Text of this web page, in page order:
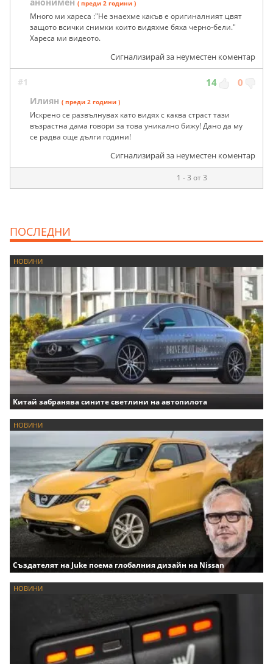
анонимен ( преди 2 години )
Много ми хареса :"Не знаехме какъв е оригиналният цвят
защото всички снимки които видяхме бяха черно-бели."
Хареса ми видеото.
Сигнализирай за неуместен коментар
#1 14 0
Илиян ( преди 2 години )
Искрено се развълнувах като видях с каква страст тази
възрастна дама говори за това уникално бижу! Дано да му
се радва още дълги години!
Сигнализирай за неуместен коментар
1 - 3 от 3
ПОСЛЕДНИ
НОВИНИ
Китай забранява сините светлини на автопилота
НОВИНИ
Създателят на Juke поема глобалния дизайн на Nissan
НОВИНИ